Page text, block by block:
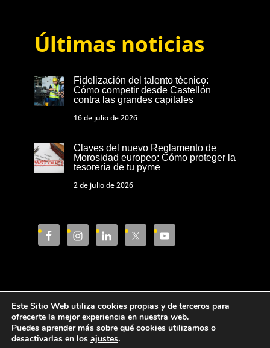
Últimas noticias
Fidelización del talento técnico:
Cómo competir desde Castellón
contra las grandes capitales
16 de julio de 2026
Claves del nuevo Reglamento de
Morosidad europeo: Cómo proteger la
tesorería de tu pyme
2 de julio de 2026
Aviso Legal
Política de privacidad
Política de cookies
Este Sitio Web utiliza cookies propias y de terceros para
ofrecerte la mejor experiencia en nuestra web.
Puedes aprender más sobre qué cookies utilizamos o
desactivarlas en los ajustes.